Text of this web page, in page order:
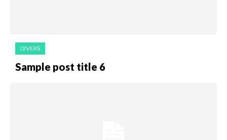
DIVERS
Sample post title 6